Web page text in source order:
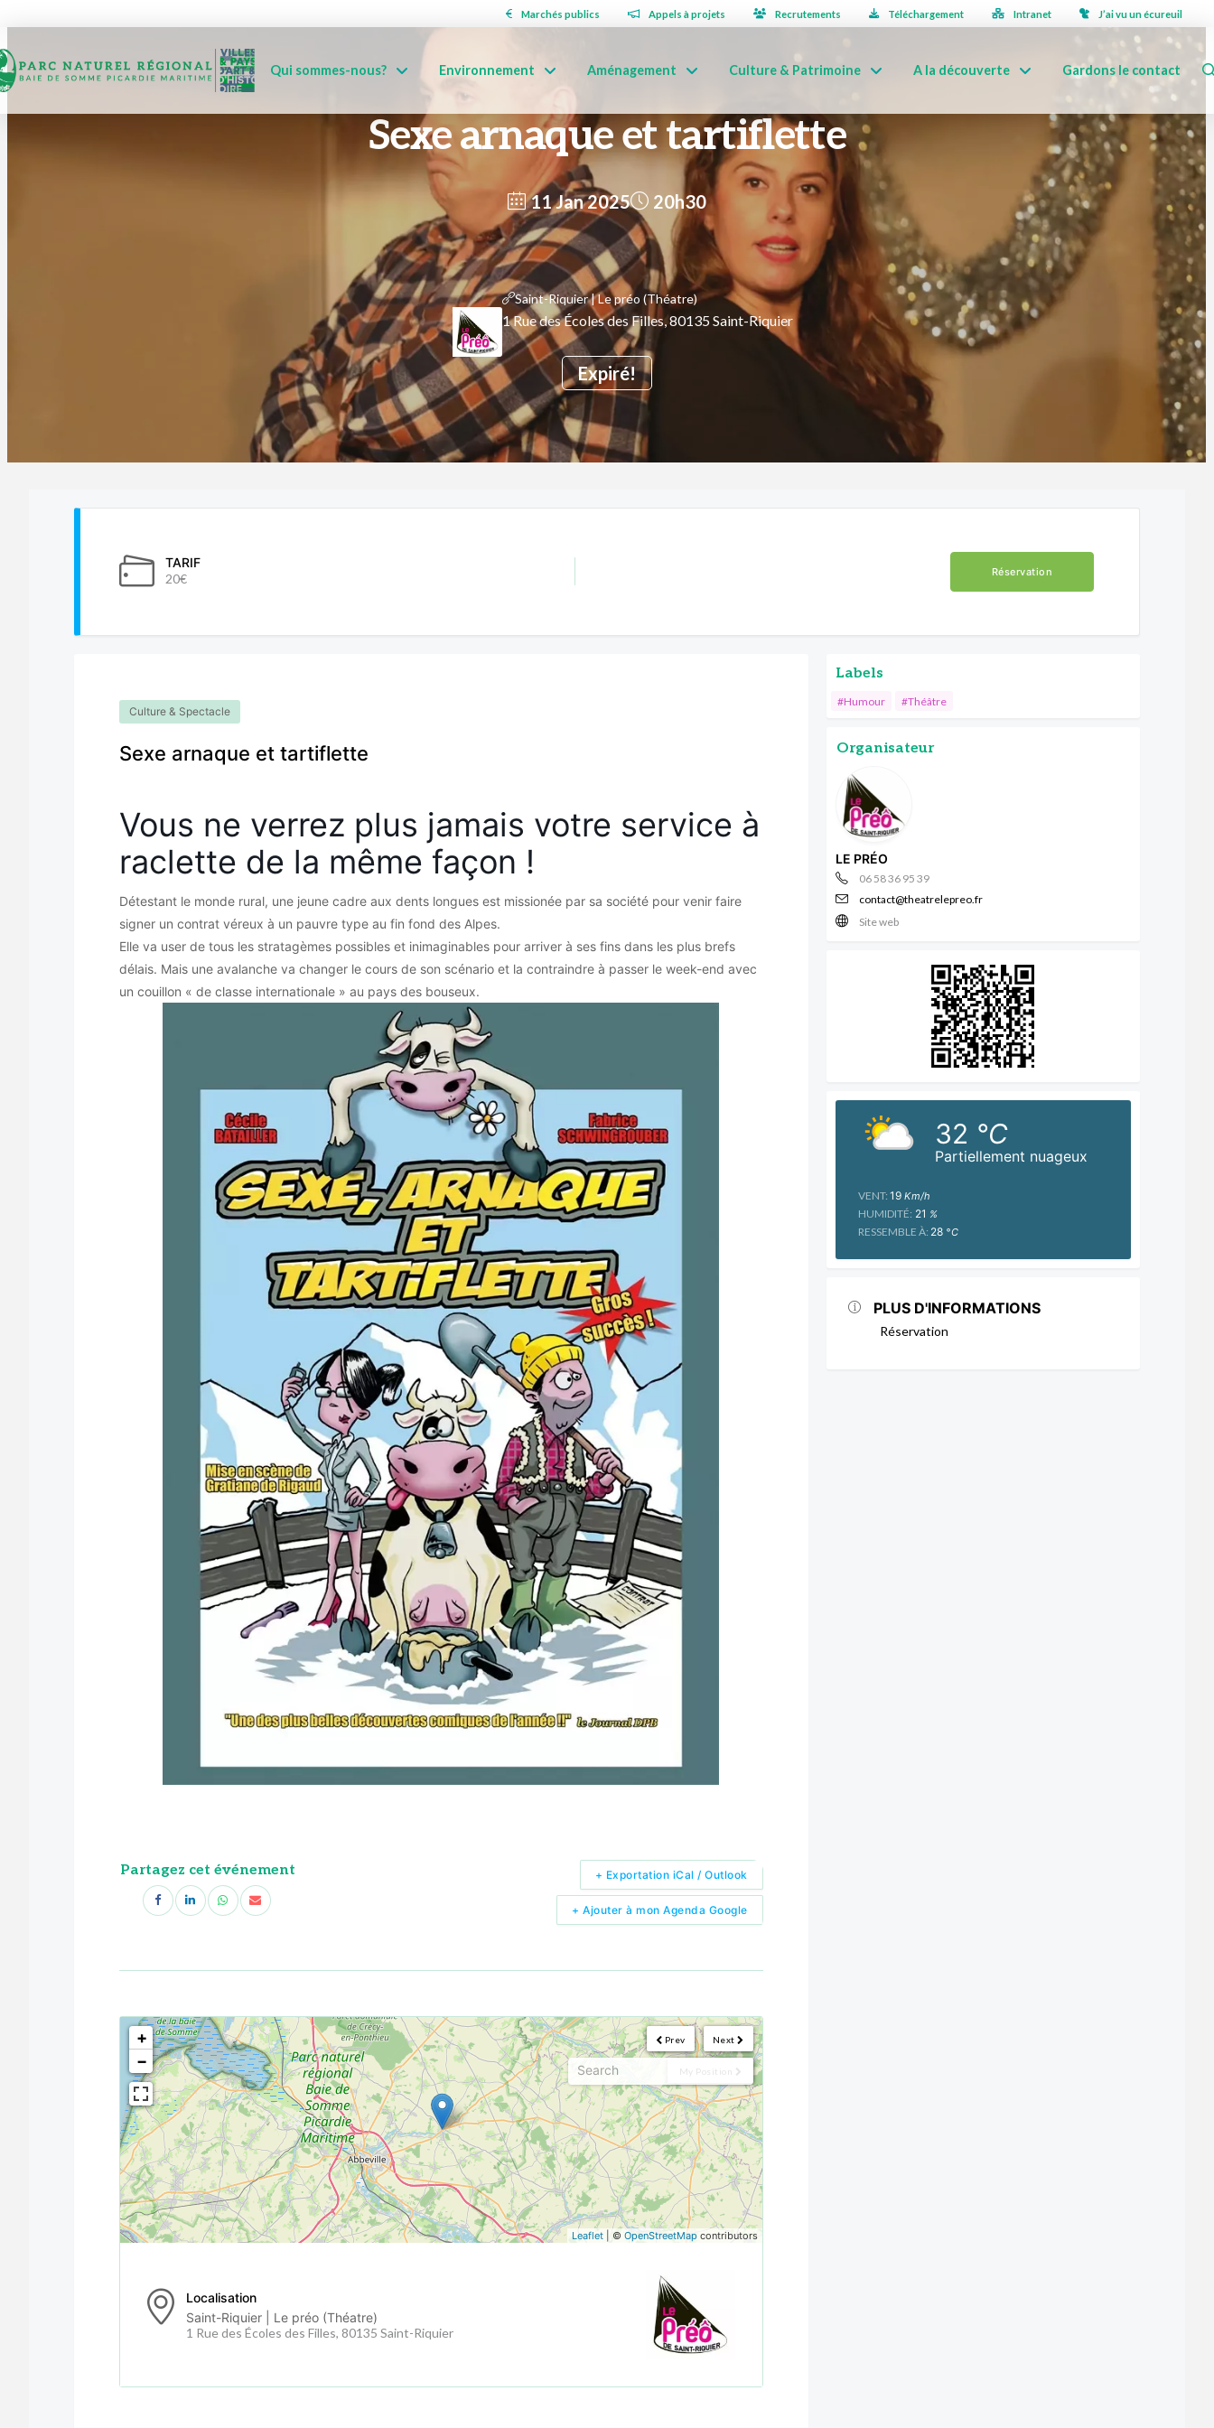
Marchés publics Appels à projets Recrutements Téléchargement Intranet J’ai vu un écureuil
Qui sommes-nous? Environnement Aménagement Culture & Patrimoine A la découverte Gardons le contact
Sexe arnaque et tartiflette
11 Jan 2025
Expiré!
20h30
Saint-Riquier | Le préo (Théatre)
1 Rue des Écoles des Filles, 80135 Saint-Riquier
TARIF
20€
Réservation
Culture & Spectacle
Sexe arnaque et tartiflette
Vous ne verrez plus jamais votre service à
raclette de la même façon !
Détestant le monde rural, une jeune cadre aux dents longues est missionée par sa société pour venir faire
signer un contrat véreux à un pauvre type au fin fond des Alpes.
Elle va user de tous les stratagèmes possibles et inimaginables pour arriver à ses fins dans les plus brefs
délais. Mais une avalanche va changer le cours de son scénario et la contraindre à passer le week-end avec
un couillon « de classe internationale » au pays des bouseux.
Partagez cet événement
+ Ajouter à mon Agenda Google
+ Exportation iCal / Outlook
Next
Prev
My Position
<!---->
+
−
Leaflet| © OpenStreetMapcontributors
Localisation
Saint-Riquier | Le préo (Théatre)
1 Rue des Écoles des Filles, 80135 Saint-Riquier
Labels
#Humour #Théâtre
Organisateur
LE PRÉO
06 58 36 95 39
contact@theatrelepreo.fr
Site web
Partiellement nuageux
32 °C
VENT: 19Km/h
HUMIDITÉ: 21 %
RESSEMBLE À: 28°C
PLUS D'INFORMATIONS
Réservation